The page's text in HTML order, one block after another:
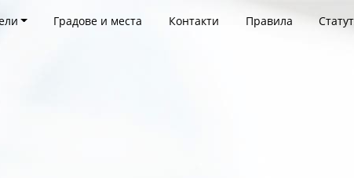
Градове и места Контакти Правила